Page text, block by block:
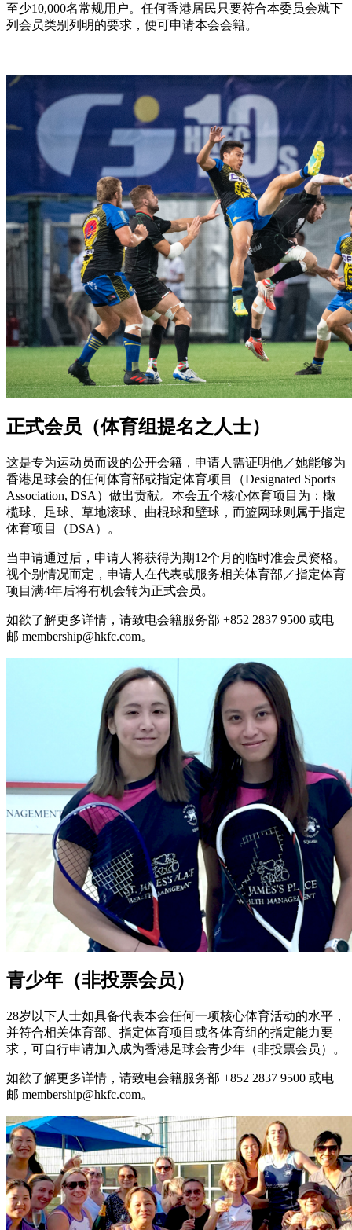
至少10,000名常规用户。任何香港居民只要符合本委员会就下
列会员类别列明的要求，便可申请本会会籍。
正式会员（体育组提名之人士）
这是专为运动员而设的公开会籍，申请人需证明他／她能够为
香港足球会的任何体育部或指定体育项目（Designated Sports
Association, DSA）做出贡献。本会五个核心体育项目为：橄
榄球、足球、草地滚球、曲棍球和壁球，而篮网球则属于指定
体育项目（DSA）。
当申请通过后，申请人将获得为期12个月的临时准会员资格。
视个别情况而定，申请人在代表或服务相关体育部／指定体育
项目满4年后将有机会转为正式会员。
如欲了解更多详情，请致电会籍服务部 +852 2837 9500 或电
邮 membership@hkfc.com。
青少年（非投票会员）
28岁以下人士如具备代表本会任何一项核心体育活动的水平，
并符合相关体育部、指定体育项目或各体育组的指定能力要
求，可自行申请加入成为香港足球会青少年（非投票会员）。
如欲了解更多详情，请致电会籍服务部 +852 2837 9500 或电
邮 membership@hkfc.com。